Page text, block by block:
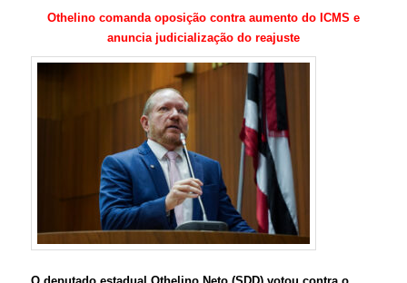
Othelino comanda oposição contra aumento do ICMS e
anuncia judicialização do reajuste